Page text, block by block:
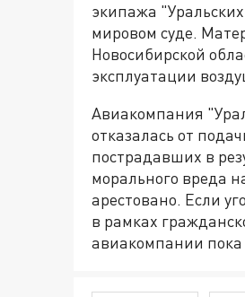
экипажа
мировом суде.
Новосибирской
эксплуатации
Авиакомпания
отказалась от
пострадавших в
морального вреда
арестовано. Если
в рамках
авиакомпании